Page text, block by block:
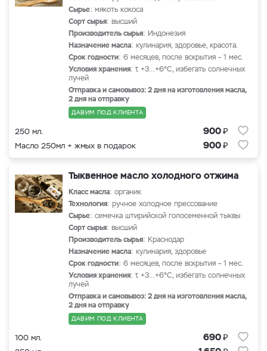
Сырье: мякоть кокоса
Сорт сырья: высший
Производитель сырья: Индонезия
Назначение масла: кулинария, здоровье, красота.
Срок годности: 6 месяцев, после вскрытия – 1 мес.
Условия хранения: t +3…+6°С, избегать солнечных
лучей
Отправка и самовывоз: 2 дня на изготовления масла,
2 дня на отправку
ДАВИМ ПОД КЛИЕНТА
250 мл. 900₽
Масло 250мл + жмых в подарок 900₽
Тыквенное масло холодного отжима
Класс масла: органик
Технология: ручное холодное прессование
Сырье: семечка штирийской голосеменной тыквы
Сорт сырья: высший
Производитель сырья: Краснодар
Назначение масла: кулинария, здоровье
Срок годности: 6 месяцев, после вскрытия – 1 мес.
Условия хранения: t +3…+6°С, избегать солнечных
лучей
Отправка и самовывоз: 2 дня на изготовления масла,
2 дня на отправку
ДАВИМ ПОД КЛИЕНТА
100 мл. 690₽